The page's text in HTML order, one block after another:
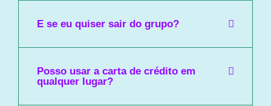
E se eu quiser sair do grupo?
Posso usar a carta de crédito em
qualquer lugar?